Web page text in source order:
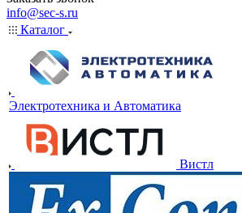
info@sec-s.ru
Каталог
Электротехника и Автоматика
Вистл